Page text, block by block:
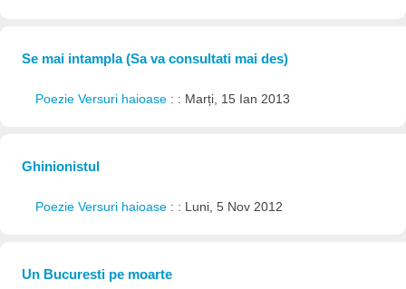
Se mai intampla (Sa va consultati mai des)
Poezie Versuri haioase : : Marți, 15 Ian 2013
Ghinionistul
Poezie Versuri haioase : : Luni, 5 Nov 2012
Un Bucuresti pe moarte